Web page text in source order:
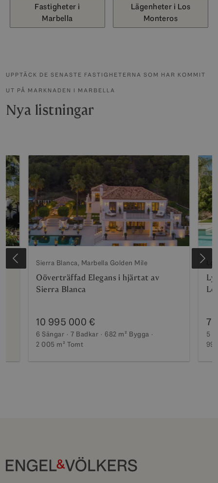
Fastigheter i
Marbella
Lägenheter i Los
Monteros
UPPTÄCK DE SENASTE FASTIGHETERNA SOM HAR KOMMIT
UT PÅ MARKNADEN I MARBELLA
Nya listningar
Sierra Blanca, Marbella Golden Mile
Oöverträffad Elegans i hjärtat av
Sierra Blanca
10 995 000 €
6 Sängar 7 Badkar 682 m² Bygga
2 005 m² Tomt
7
5